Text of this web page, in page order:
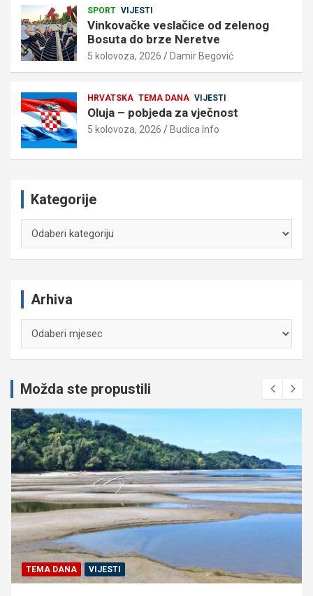
SPORT VIJESTI
Vinkovačke veslačice od zelenog
Bosuta do brze Neretve
5 kolovoza, 2026 Damir Begović
HRVATSKA TEMA DANA VIJESTI
Oluja – pobjeda za vječnost
5 kolovoza, 2026 Budica Info
Kategorije
Arhiva
Možda ste propustili
TEMA DANA VIJESTI